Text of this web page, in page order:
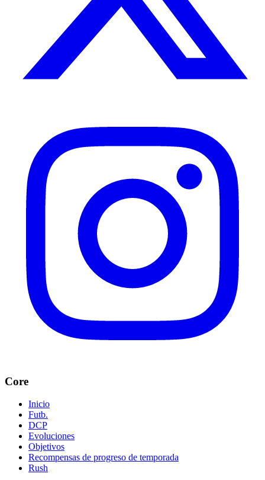
Core
Inicio
Futb.
DCP
Evoluciones
Objetivos
Recompensas de progreso de temporada
Rush